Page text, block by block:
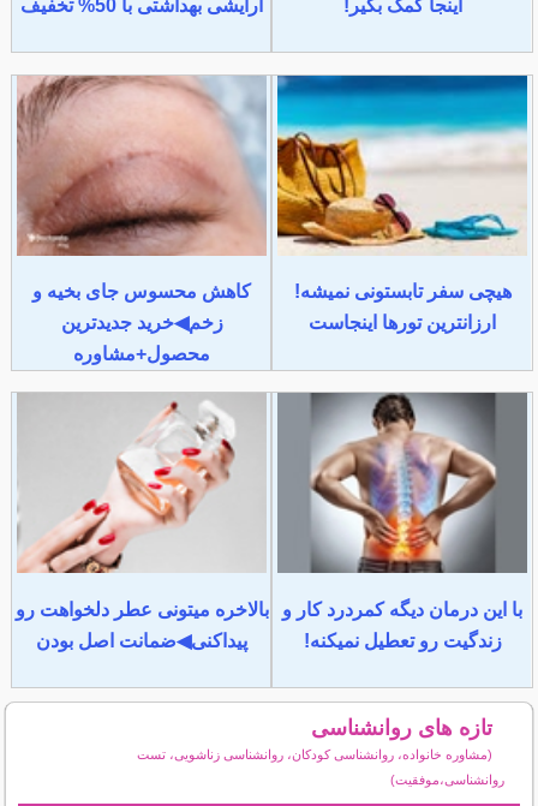
اینجا کمک بگیر!
آرایشی بهداشتی با 50% تخفیف
هیچی سفر تابستونی نمیشه!
ارزانترین تورها اینجاست
کاهش محسوس جای بخیه و
زخم◀خرید جدیدترین
محصول+مشاوره
با این درمان دیگه کمردرد کار و
زندگیت رو تعطیل نمیکنه!
بالاخره میتونی عطر دلخواهت رو
پیداکنی◀ضمانت اصل بودن
تازه های روانشناسی
(مشاوره خانواده، روانشناسی کودکان، روانشناسی زناشویی، تست
روانشناسی،موفقیت)